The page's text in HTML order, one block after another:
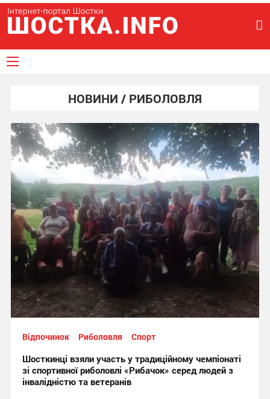
НОВИНИ / РИБОЛОВЛЯ
Відпочинок Риболовля Спорт
Шосткинці взяли участь у традиційному чемпіонаті
зі спортивної риболовлі «Рибачок» серед людей з
інвалідністю та ветеранів